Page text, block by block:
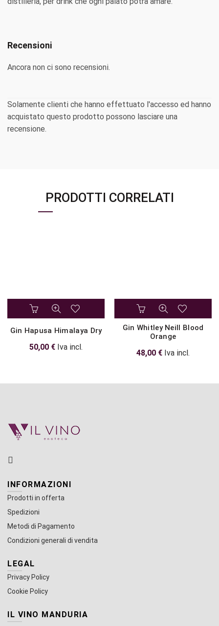
Recensioni
Ancora non ci sono recensioni.
Solamente clienti che hanno effettuato l'accesso ed hanno
acquistato questo prodotto possono lasciare una
recensione.
PRODOTTI CORRELATI
Gin Hapusa Himalaya Dry
50,00 € Iva incl.
Gin Whitley Neill Blood
Orange
48,00 € Iva incl.
INFORMAZIONI
Prodotti in offerta
Spedizioni
Metodi di Pagamento
Condizioni generali di vendita
LEGAL
Privacy Policy
Cookie Policy
IL VINO MANDURIA